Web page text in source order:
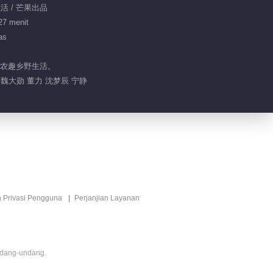
/ 芒果出品
menit
趣乡野生活。
大勋 董力 沈梦辰 宁静
Privasi Pengguna Perjanjian Layanan
undang.